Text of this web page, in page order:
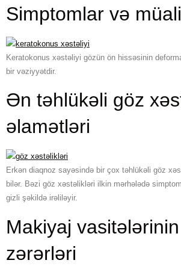
Simptomlar və
Keratokonus xəstəliyi gözün ön hissəsinin
bir vəziyyətdir.
Ən təhlükəli göz
əlamətləri
Erkən diaqnoz sayəsində bir çox təhlükəli göz
bilər. Bəzi göz xəstəlikləri ilkin mərhələdə
gizli şəkildə irəliləyir.
Makiyaj
zərərləri